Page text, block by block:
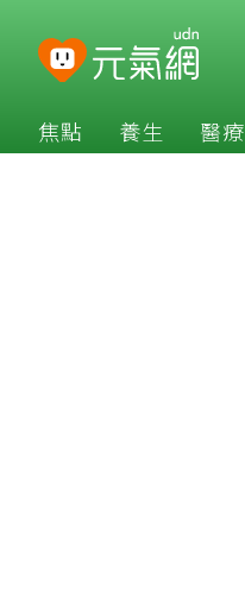
焦點 養生 醫療